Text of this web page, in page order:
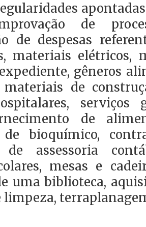
de
de despesas
materiais elétricos,
gêneros
de
serviços
de
de bioquímico,
de assessoria
mesas e
uma biblioteca,
limpeza,